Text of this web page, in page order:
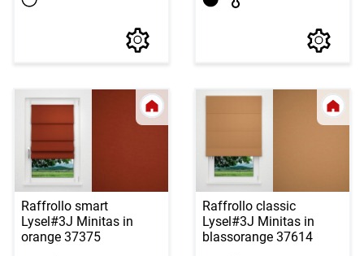
Raffrollo smart
Lysel #3J Minitas in
orange 37375
Raffrollo classic
Lysel #3J Minitas in
blassorange 37614